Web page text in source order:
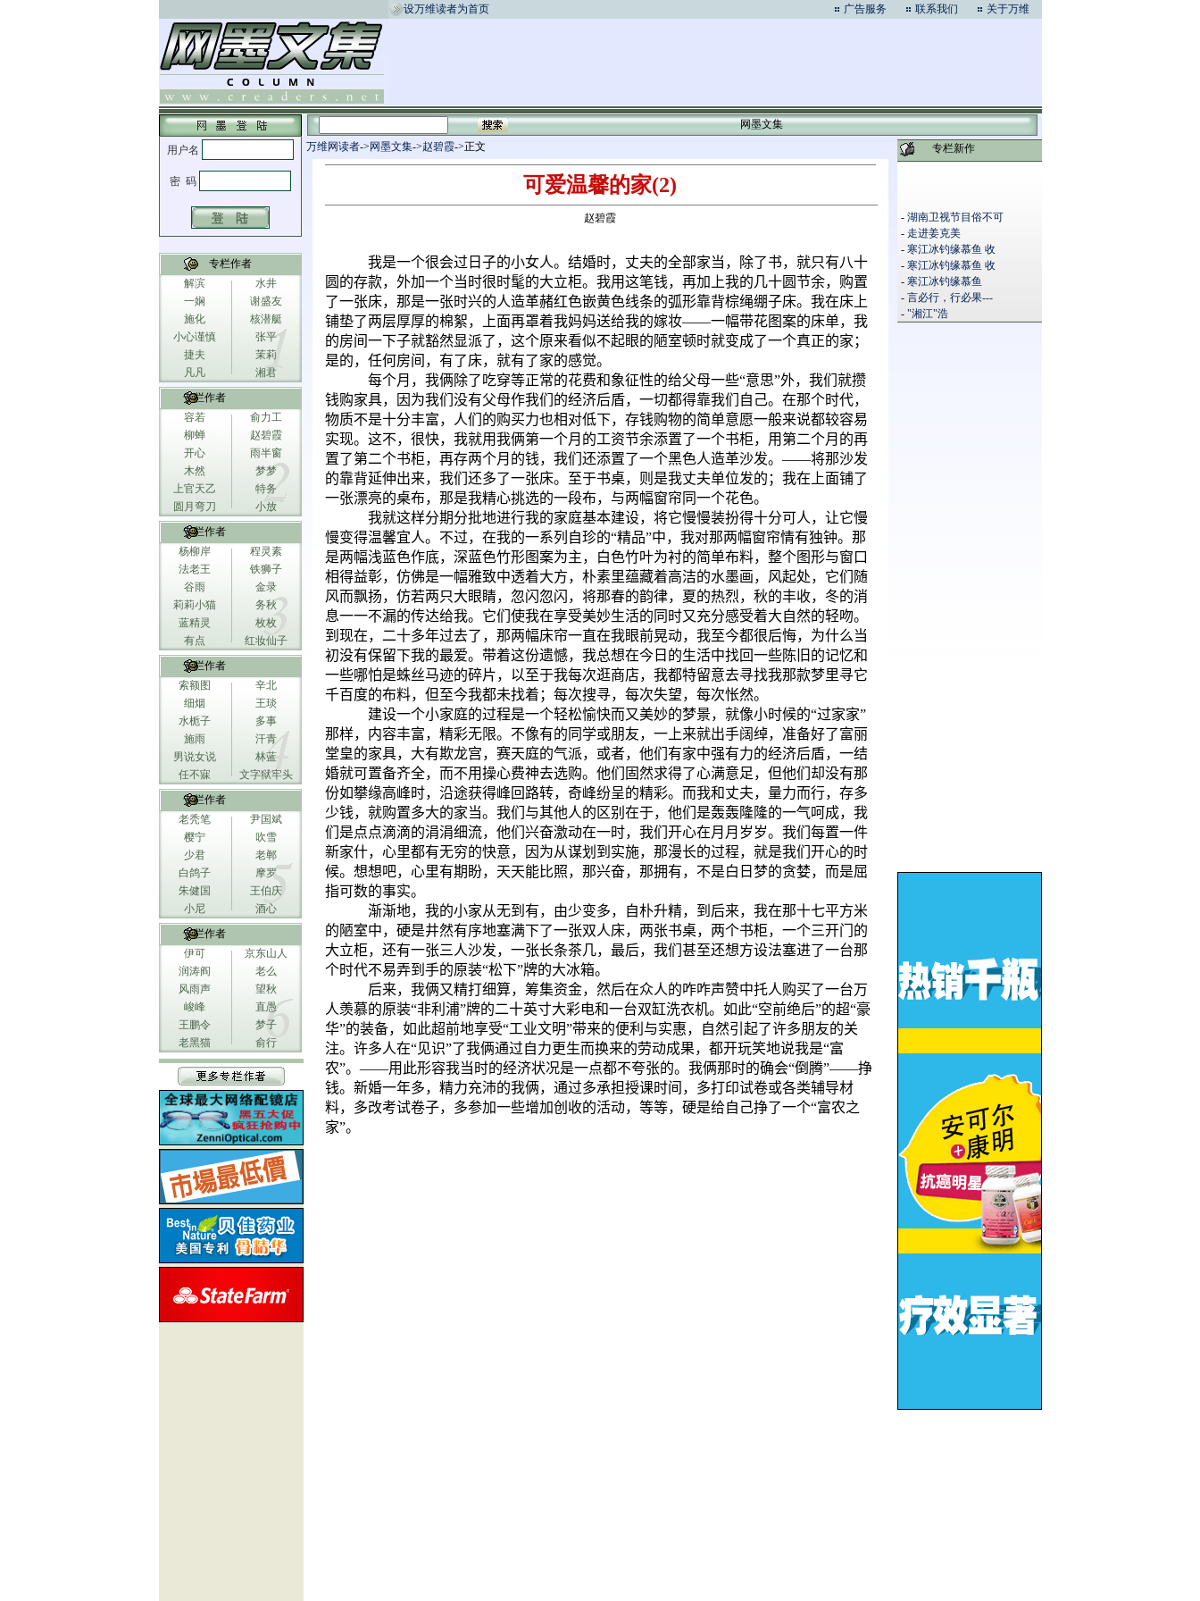
设万维读者为首页 广告服务 联系我们 关于万维
专栏作者
解滨
水井
一娴
谢盛友
施化
核潜艇
小心谨慎
张平
捷夫
茉莉
凡凡
湘君
专栏作者
容若
俞力工
柳蝉
赵碧霞
开心
雨半窗
木然
梦梦
上官天乙
特务
圆月弯刀
小放
专栏作者
杨柳岸
程灵素
法老王
铁狮子
谷雨
金录
莉莉小猫
务秋
蓝精灵
枚枚
有点
红妆仙子
专栏作者
索额图
辛北
细烟
王琰
水栀子
多事
施雨
汗青
男说女说
林蓝
任不寐
文字狱牢头
专栏作者
老秃笔
尹国斌
樱宁
吹雪
少君
老郸
白鸽子
摩罗
朱健国
王伯庆
小尼
酒心
专栏作者
伊可
京东山人
润涛阎
老么
风雨声
望秋
峻峰
直愚
王鹏令
梦子
老黑猫
俞行
网墨文集
万维网读者-> 网墨文集->赵碧霞->正文 专栏新作
- 湖南卫视节目俗不可
- 走进姜克美
- 寒江冰钓缘慕鱼 收
- 寒江冰钓缘慕鱼 收
- 寒江冰钓缘慕鱼
- 言必行，行必果---
- "湘江"浩
可爱温馨的家(2)
赵碧霞
我是一个很会过日子的小女人。结婚时，丈夫的全部家当，除了书，就只有八十
圆的存款，外加一个当时很时髦的大立柜。我用这笔钱，再加上我的几十圆节余，购置
了一张床，那是一张时兴的人造革赭红色嵌黄色线条的弧形靠背棕绳绷子床。我在床上
铺垫了两层厚厚的棉絮，上面再罩着我妈妈送给我的嫁妆――一幅带花图案的床单，我
的房间一下子就豁然显派了，这个原来看似不起眼的陋室顿时就变成了一个真正的家；
是的，任何房间，有了床，就有了家的感觉。
每个月，我俩除了吃穿等正常的花费和象征性的给父母一些“意思”外，我们就攒
钱购家具，因为我们没有父母作我们的经济后盾，一切都得靠我们自己。在那个时代，
物质不是十分丰富，人们的购买力也相对低下，存钱购物的简单意愿一般来说都较容易
实现。这不，很快，我就用我俩第一个月的工资节余添置了一个书柜，用第二个月的再
置了第二个书柜，再存两个月的钱，我们还添置了一个黑色人造革沙发。――将那沙发
的靠背延伸出来，我们还多了一张床。至于书桌，则是我丈夫单位发的；我在上面铺了
一张漂亮的桌布，那是我精心挑选的一段布，与两幅窗帘同一个花色。
我就这样分期分批地进行我的家庭基本建设，将它慢慢装扮得十分可人，让它慢
慢变得温馨宜人。不过，在我的一系列自珍的“精品”中，我对那两幅窗帘情有独钟。那
是两幅浅蓝色作底，深蓝色竹形图案为主，白色竹叶为衬的简单布料，整个图形与窗口
相得益彰，仿佛是一幅雅致中透着大方，朴素里蕴藏着高洁的水墨画，风起处，它们随
风而飘扬，仿若两只大眼睛，忽闪忽闪，将那春的韵律，夏的热烈，秋的丰收，冬的消
息一一不漏的传达给我。它们使我在享受美妙生活的同时又充分感受着大自然的轻吻。
到现在，二十多年过去了，那两幅床帘一直在我眼前晃动，我至今都很后悔，为什么当
初没有保留下我的最爱。带着这份遗憾，我总想在今日的生活中找回一些陈旧的记忆和
一些哪怕是蛛丝马迹的碎片，以至于我每次逛商店，我都特留意去寻找我那款梦里寻它
千百度的布料，但至今我都未找着；每次搜寻，每次失望，每次怅然。
建设一个小家庭的过程是一个轻松愉快而又美妙的梦景，就像小时候的“过家家”
那样，内容丰富，精彩无限。不像有的同学或朋友，一上来就出手阔绰，准备好了富丽
堂皇的家具，大有欺龙宫，赛天庭的气派，或者，他们有家中强有力的经济后盾，一结
婚就可置备齐全，而不用操心费神去选购。他们固然求得了心满意足，但他们却没有那
份如攀缘高峰时，沿途获得峰回路转，奇峰纷呈的精彩。而我和丈夫，量力而行，存多
少钱，就购置多大的家当。我们与其他人的区别在于，他们是轰轰隆隆的一气呵成，我
们是点点滴滴的涓涓细流，他们兴奋激动在一时，我们开心在月月岁岁。我们每置一件
新家什，心里都有无穷的快意，因为从谋划到实施，那漫长的过程，就是我们开心的时
候。想想吧，心里有期盼，天天能比照，那兴奋，那拥有，不是白日梦的贪婪，而是屈
指可数的事实。
渐渐地，我的小家从无到有，由少变多，自朴升精，到后来，我在那十七平方米
的陋室中，硬是井然有序地塞满下了一张双人床，两张书桌，两个书柜，一个三开门的
大立柜，还有一张三人沙发，一张长条茶几，最后，我们甚至还想方设法塞进了一台那
个时代不易弄到手的原装“松下”牌的大冰箱。
后来，我俩又精打细算，筹集资金，然后在众人的咋咋声赞中托人购买了一台万
人羡慕的原装“非利浦”牌的二十英寸大彩电和一台双缸洗衣机。如此“空前绝后”的超“豪
华”的装备，如此超前地享受“工业文明”带来的便利与实惠，自然引起了许多朋友的关
注。许多人在“见识”了我俩通过自力更生而换来的劳动成果，都开玩笑地说我是“富
农”。――用此形容我当时的经济状况是一点都不夸张的。我俩那时的确会“倒腾”――挣
钱。新婚一年多，精力充沛的我俩，通过多承担授课时间，多打印试卷或各类辅导材
料，多改考试卷子，多参加一些增加创收的活动，等等，硬是给自己挣了一个“富农之
家”。